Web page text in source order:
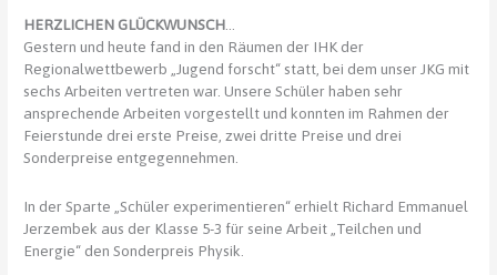
Chemnitz
HERZLICHEN GLÜCKWUNSCH
Gestern und heute fand in den Räumen der IHK der
Regionalwettbewerb „Jugend forscht“ statt, bei dem unser JKG mit
sechs Arbeiten vertreten war. Unsere Schüler haben sehr
ansprechende Arbeiten vorgestellt und konnten im Rahmen der
Feierstunde drei erste Preise, zwei dritte Preise und drei
Sonderpreise entgegennehmen.
In der Sparte „Schüler experimentieren“ erhielt Richard Emmanuel
Jerzembek aus der Klasse 5-3 für seine Arbeit „Teilchen und
Energie“ den Sonderpreis Physik.